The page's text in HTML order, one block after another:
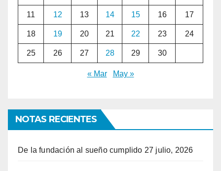
11 12 13 14 15 16 17
18 19 20 21 22 23 24
25 26 27 28 29 30
« Mar May »
NOTAS RECIENTES
De la fundación al sueño cumplido 27 julio, 2026